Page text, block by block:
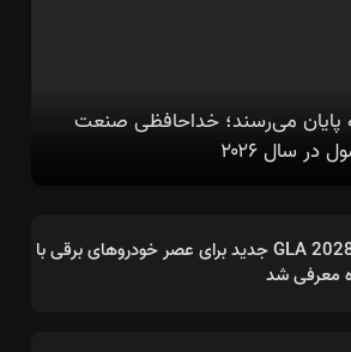
پایان می‌رسند؛ خداحافظی صنعت
مرسدس GLA 2028 جدید برای عصر خودروهای برقی با
معرفی شد